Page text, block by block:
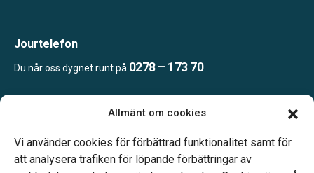
Allmänt om cookies
Vi använder cookies för förbättrad funktionalitet samt för
att analysera trafiken för löpande förbättringar av
Jourtelefon
Du når oss dygnet runt på 0278 – 173 70
Kontoret bemannas enligt telefonöverenskommelse